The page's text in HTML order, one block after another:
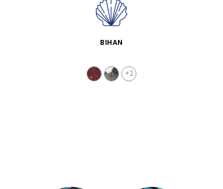
APERÇU RAPIDE
BIHAN
+2